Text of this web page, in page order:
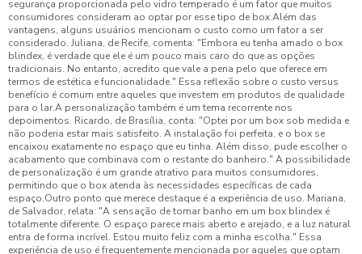
segurança proporcionada pelo vidro temperado é um fator que muitos
consumidores consideram ao optar por esse tipo de box.Além das
vantagens, alguns usuários mencionam o custo como um fator a ser
considerado. Juliana, de Recife, comenta: "Embora eu tenha amado o box
blindex, é verdade que ele é um pouco mais caro do que as opções
tradicionais. No entanto, acredito que vale a pena pelo que oferece em
termos de estética e funcionalidade." Essa reflexão sobre o custo versus
benefício é comum entre aqueles que investem em produtos de qualidade
para o lar.A personalização também é um tema recorrente nos
depoimentos. Ricardo, de Brasília, conta: "Optei por um box sob medida e
não poderia estar mais satisfeito. A instalação foi perfeita, e o box se
encaixou exatamente no espaço que eu tinha. Além disso, pude escolher o
acabamento que combinava com o restante do banheiro." A possibilidade
de personalização é um grande atrativo para muitos consumidores,
permitindo que o box atenda às necessidades específicas de cada
espaço.Outro ponto que merece destaque é a experiência de uso. Mariana,
de Salvador, relata: "A sensação de tomar banho em um box blindex é
totalmente diferente. O espaço parece mais aberto e arejado, e a luz natural
entra de forma incrível. Estou muito feliz com a minha escolha." Essa
experiência de uso é frequentemente mencionada por aqueles que optam